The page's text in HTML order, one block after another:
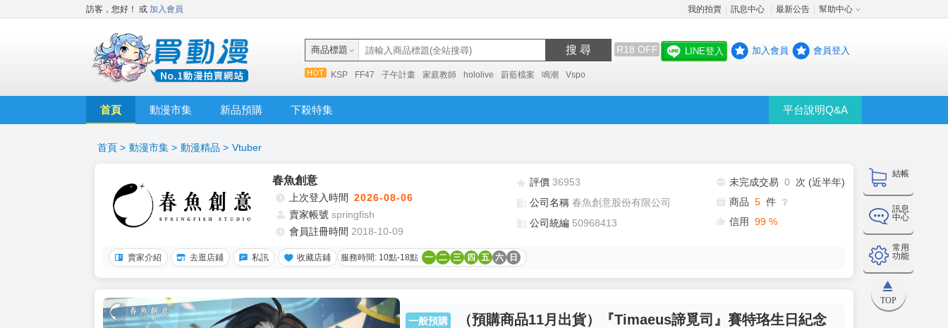
訪客，您好！ 或 加入會員 我的拍賣 訊息中心 最新公告 幫助中心
商品標題 搜 尋 R18 OFF
KSP FF47 子午計畫 家庭教師 hololive 蔚藍檔案 鳴潮 Vspo
LINE登入 加入會員 會員登入
首頁 動漫市集 新品預購 下殺特集 平台說明Q&A
結帳
訊息
中心
常用
功能
TOP
首頁 > 動漫市集 > 動漫精品 > Vtuber
春魚創意
上次登入時間 2026-08-06
賣家帳號 springfish
會員註冊時間 2018-10-09
評價 36953
公司名稱 春魚創意股份有限公司
公司統編 50968413
未完成交易 0
次 (近半年)
商品 5 件 ❔
信用 99 %
賣家介紹 去逛店鋪 私訊 收藏店鋪 服務時間: 10點-18點 一 二 三 四 五 六 日
一般預購
（預購商品11月出貨）『Timaeus諦覓司』賽特珞生日紀念